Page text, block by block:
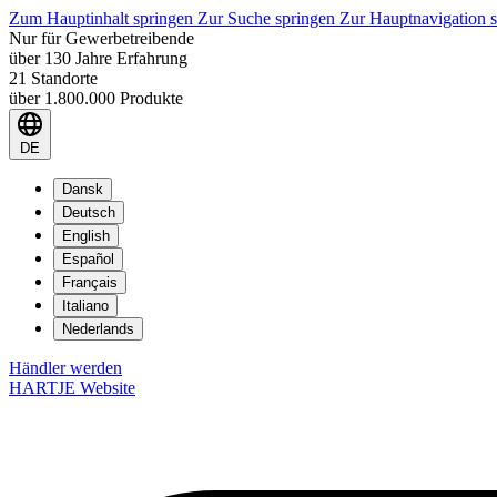
Zum Hauptinhalt springen Zur Suche springen Zur Hauptnavigation
Nur für Gewerbetreibende
über 130 Jahre Erfahrung
21 Standorte
über 1.800.000 Produkte
DE
Dansk
Deutsch
English
Español
Français
Italiano
Nederlands
Händler werden
HARTJE Website